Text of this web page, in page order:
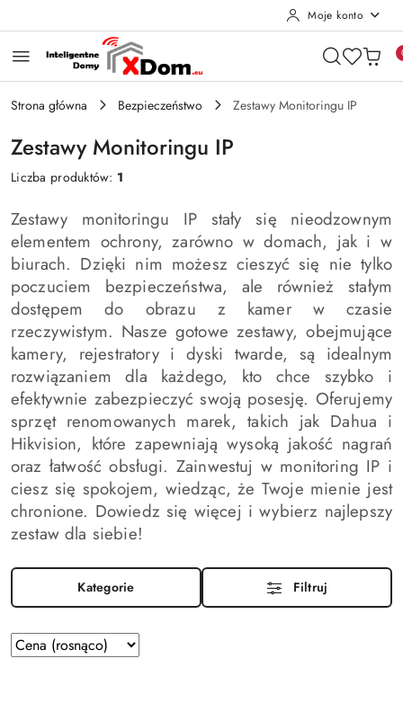
Moje konto
Strona główna Bezpieczeństwo Zestawy Monitoringu IP
Zestawy Monitoringu IP
Liczba produktów: 1
Zestawy monitoringu IP stały się nieodzownym
elementem ochrony, zarówno w domach, jak i w
biurach. Dzięki nim możesz cieszyć się nie tylko
poczuciem bezpieczeństwa, ale również stałym
dostępem do obrazu z kamer w czasie
rzeczywistym. Nasze gotowe zestawy, obejmujące
kamery, rejestratory i dyski twarde, są idealnym
rozwiązaniem dla każdego, kto chce szybko i
efektywnie zabezpieczyć swoją posesję. Oferujemy
sprzęt renomowanych marek, takich jak Dahua i
Hikvision, które zapewniają wysoką jakość nagrań
oraz łatwość obsługi. Zainwestuj w monitoring IP i
ciesz się spokojem, wiedząc, że Twoje mienie jest
chronione. Dowiedz się więcej i wybierz najlepszy
zestaw dla siebie!
Kategorie Filtruj
Zastosowano
sortowanie:
Sortuj
według